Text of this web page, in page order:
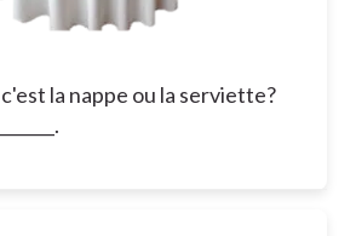
la nappe ou la serviette?